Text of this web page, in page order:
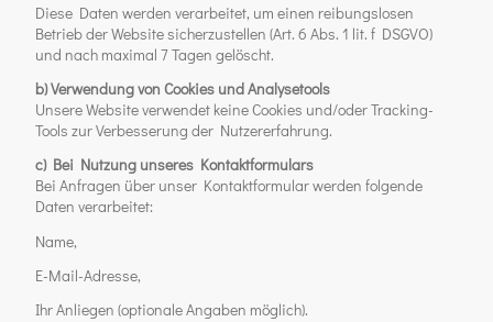
Diese Daten werden verarbeitet, um einen reibungslosen
Betrieb der Website sicherzustellen (Art. 6 Abs. 1 lit. f DSGVO)
und nach maximal 7 Tagen gelöscht.
b) Verwendung von Cookies und Analysetools
Unsere Website verwendet keine Cookies und/oder Tracking-
Tools zur Verbesserung der Nutzererfahrung.
c) Bei Nutzung unseres Kontaktformulars
Bei Anfragen über unser Kontaktformular werden folgende
Daten verarbeitet:
Name,
E-Mail-Adresse,
Ihr Anliegen (optionale Angaben möglich).